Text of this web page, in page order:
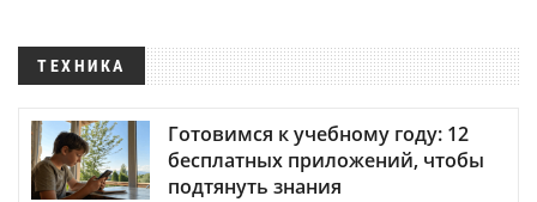
ТЕХНИКА
Готовимся к учебному году: 12
бесплатных приложений, чтобы
подтянуть знания